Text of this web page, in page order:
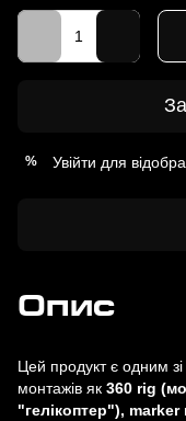
% Увійти для
Опис
Цей продукт є одним
монтажів як 360 rig
"гелікоптер"),